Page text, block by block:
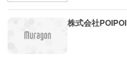
株式会社POIPOI